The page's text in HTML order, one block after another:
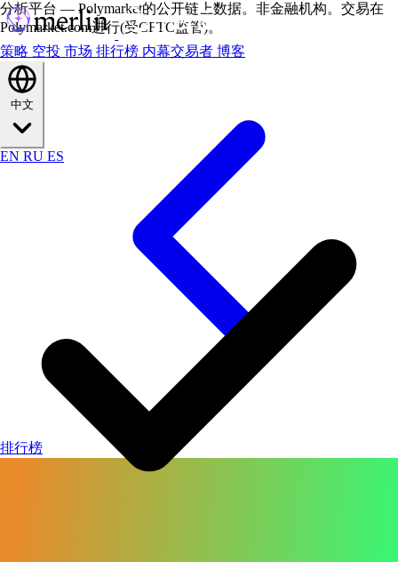
策略 空投 市场 排行榜 内幕交易者 博客
EN RU ES
分析平台 — Polymarket的公开链上数据。非金融机构。交易在
Polymarket.com进行(受CFTC监管)。
排行榜